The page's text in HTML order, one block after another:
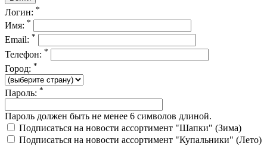
Логин: *
Имя: *
Email: *
Телефон: *
Город: *
Пароль: *
Пароль должен быть не менее 6 символов длиной.
Подписаться на новости ассортимент "Шапки" (Зима)
Подписаться на новости ассортимент "Купальники" (Лето)